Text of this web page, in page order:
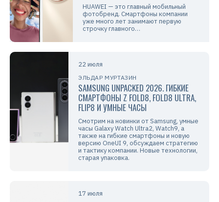
HUAWEI — это главный мобильный
фотобренд. Смартфоны компании
уже много лет занимают первую
строчку главного…
22 июля
ЭЛЬДАР МУРТАЗИН
SAMSUNG UNPACKED 2026. ГИБКИЕ
СМАРТФОНЫ Z FOLD8, FOLD8 ULTRA,
FLIP8 И УМНЫЕ ЧАСЫ
Смотрим на новинки от Samsung, умные
часы Galaxy Watch Ultra2, Watch9, а
также на гибкие смартфоны и новую
версию OneUI 9, обсуждаем стратегию
и тактику компании. Новые технологии,
старая упаковка.
17 июля